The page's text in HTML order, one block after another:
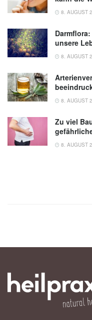
8. AUGUST
unsere
8. AUGUST
8. AUGUST
Zu viel
8. AUGUST